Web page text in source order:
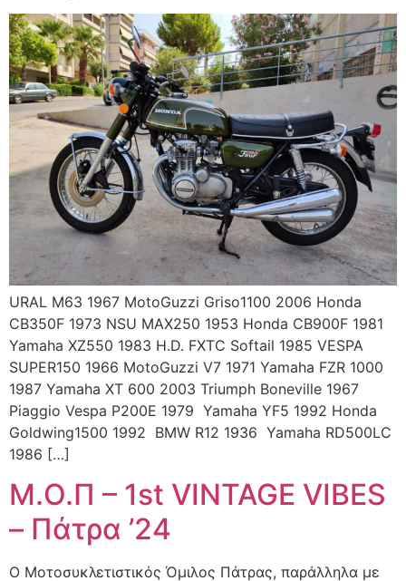
URAL M63 1967 MotoGuzzi Griso1100 2006 Honda
CB350F 1973 NSU MAX250 1953 Honda CB900F 1981
Yamaha XZ550 1983 H.D. FXTC Softail 1985 VESPA
SUPER150 1966 MotoGuzzi V7 1971 Yamaha FZR 1000
1987 Yamaha XT 600 2003 Triumph Boneville 1967
Piaggio Vespa P200E 1979 Yamaha YF5 1992 Honda
Goldwing1500 1992 BMW R12 1936 Yamaha RD500LC
1986 […]
Μ.Ο.Π – 1st VINTAGE VIBES
– Πάτρα ’24
Ο Μοτοσυκλετιστικός Όμιλος Πάτρας, παράλληλα με